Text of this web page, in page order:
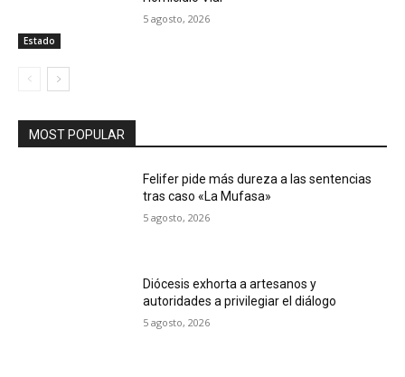
Estado
5 agosto, 2026
MOST POPULAR
Felifer pide más dureza a las sentencias
tras caso «La Mufasa»
5 agosto, 2026
Diócesis exhorta a artesanos y
autoridades a privilegiar el diálogo
5 agosto, 2026